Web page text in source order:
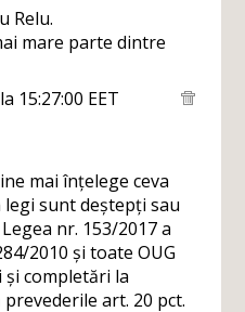
Relu.
mare parte dintre
15:27:00 EET
mai înțelege ceva
legi sunt deștepți sau
nr. 153/2017 a
2010 și toate OUG
și completări la
art. 20 pct.